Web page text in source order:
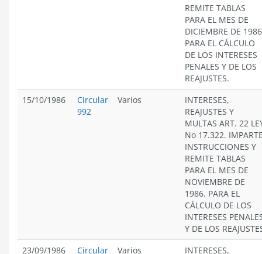
REMITE TABLAS
PARA EL MES DE
DICIEMBRE DE 1986
PARA EL CÁLCULO
DE LOS INTERESES
PENALES Y DE LOS
REAJUSTES.
15/10/1986
Circular
992
Varios
INTERESES,
REAJUSTES Y
MULTAS ART. 22
No 17.322.
INSTRUCCIONES Y
REMITE TABLAS
PARA EL MES DE
NOVIEMBRE DE
1986. PARA EL
CÁLCULO DE LOS
INTERESES
Y DE LOS
23/09/1986
Circular Varios INTERESES,